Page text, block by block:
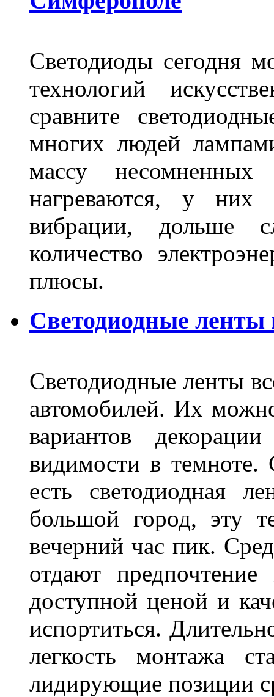
Светодиоды сегодня
технологий
сравните
многих людей
массу
нагреваются, у них
вибрации, дольше
количество
плюсы.
Светодиодные
Светодиодные ленты
автомобилей. Их
вариантов
видимости в темноте.
есть светодиодная
большой город, эту
вечерний час пик.
отдают
доступной ценой и
испортиться.
легкость монтажа
лидирующие